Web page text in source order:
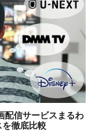
配信サービスまるわ
徹底比較